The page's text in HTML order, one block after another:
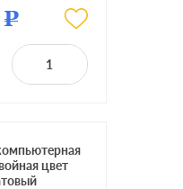
пластмасса
RJ45 Cat.6 (STP)
цвет